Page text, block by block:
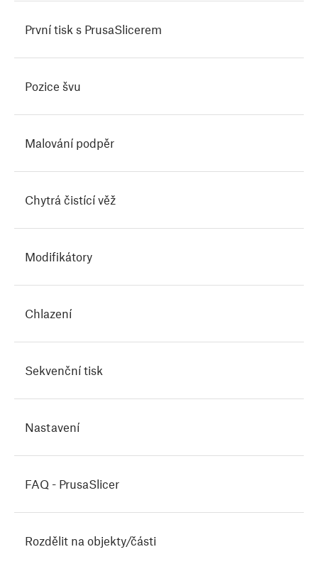
První tisk s PrusaSlicerem
Pozice švu
Malování podpěr
Chytrá čistící věž
Modifikátory
Chlazení
Sekvenční tisk
Nastavení
FAQ - PrusaSlicer
Rozdělit na objekty/části